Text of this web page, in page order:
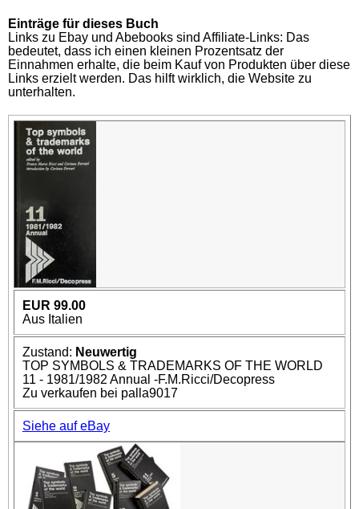
Einträge für dieses Buch
Links zu Ebay und Abebooks sind Affiliate-Links: Das
bedeutet, dass ich einen kleinen Prozentsatz der
Einnahmen erhalte, die beim Kauf von Produkten über diese
Links erzielt werden. Das hilft wirklich, die Website zu
unterhalten.
EUR 99.00
Aus Italien
Zustand: Neuwertig
TOP SYMBOLS & TRADEMARKS OF THE WORLD
11 - 1981/1982 Annual -F.M.Ricci/Decopress
Zu verkaufen bei palla9017
Siehe auf eBay